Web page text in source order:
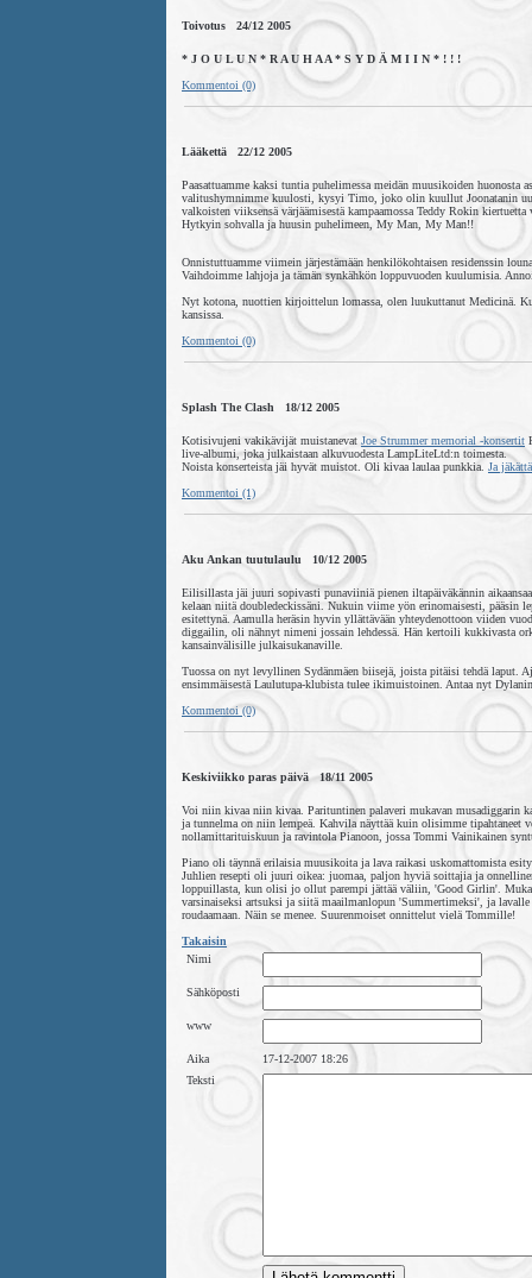
Toivotus 24/12 2005
* J O U L U N * R A U H A A * S Y D Ä M I I N * ! ! !
Kommentoi (0)
Lääkettä 22/12 2005
Paasattuamme kaksi tuntia puhelimessa meidän muusikoiden huonosta
valitushymnimme kuulosti, kysyi Timo, joko olin kuullut Joonatanin
valkoisten viiksensä värjäämisestä kampaamossa Teddy Rokin
Hytkyin sohvalla ja huusin puhelimeen, My Man, My Man!!
Onnistuttuamme viimein järjestämään henkilökohtaisen residenssin
Vaihdoimme lahjoja ja tämän synkähkön loppuvuoden kuulumisia.
Nyt kotona, nuottien kirjoittelun lomassa, olen luukuttanut Medicinä.
kansissa.
Kommentoi (0)
Splash The Clash 18/12 2005
Kotisivujeni vakikävijät muistanevat Joe Strummer memorial -konsertit
live-albumi, joka julkaistaan alkuvuodesta LampLiteLtd:n toimesta.
Noista konserteista jäi hyvät muistot. Oli kivaa laulaa punkkia. Ja
Kommentoi (1)
Aku Ankan tuutulaulu 10/12 2005
Eilisillasta jäi juuri sopivasti punaviiniä pienen iltapäiväkännin
kelaan niitä doubledeckissäni. Nukuin viime yön erinomaisesti, pääsin
esitettynä. Aamulla heräsin hyvin yllättävään yhteydenottoon viiden
diggailin, oli nähnyt nimeni jossain lehdessä. Hän kertoili kukkivasta
kansainvälisille julkaisukanaville.
Tuossa on nyt levyllinen Sydänmäen biisejä, joista pitäisi tehdä laput.
ensimmäisestä Laulutupa-klubista tulee ikimuistoinen. Antaa nyt
Kommentoi (0)
Keskiviikko paras päivä 18/11 2005
Voi niin kivaa niin kivaa. Parituntinen palaveri mukavan musadiggarin
ja tunnelma on niin lempeä. Kahvila näyttää kuin olisimme tipahtaneet
nollamittarituiskuun ja ravintola Pianoon, jossa Tommi Vainikainen
Piano oli täynnä erilaisia muusikoita ja lava raikasi uskomattomista
Juhlien resepti oli juuri oikea: juomaa, paljon hyviä soittajia ja
loppuillasta, kun olisi jo ollut parempi jättää väliin, 'Good Girlin'.
varsinaiseksi artsuksi ja siitä maailmanlopun 'Summertimeksi', ja
roudaamaan. Näin se menee. Suurenmoiset onnittelut vielä Tommille!
Takaisin
Nimi
Sähköposti
www
Aika
17-12-2007 18:26
Teksti